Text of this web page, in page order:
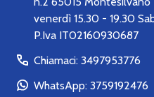
venerdì 15.30 - 19.30 Sabato
P.Iva IT02160930687
Chiamaci: 3497953776
WhatsApp: 3759192476